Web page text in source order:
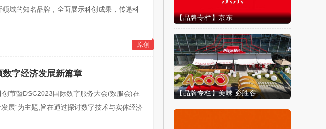
域的知名品牌，全面展示科创成果，传递科
原创
字经济发展新篇章
节暨DSC2023国际数字服务大会(数服会)在
展“为主题,旨在通过探讨数字技术与实体经济
【品牌专栏】京东
【品牌专栏】美味 必胜客